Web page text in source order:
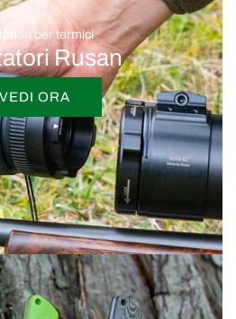
per termici
Rusan
VEDI ORA